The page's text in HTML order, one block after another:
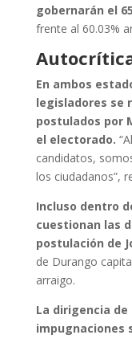
gobernarán el
frente al 60.03%
En ambos
legisladores se
postulados por
el electorado.
candidatos,
los ciudadanos”,
Incluso dentro
cuestionan las
postulación de
de Durango
arraigo.
La dirigencia
impugnaciones